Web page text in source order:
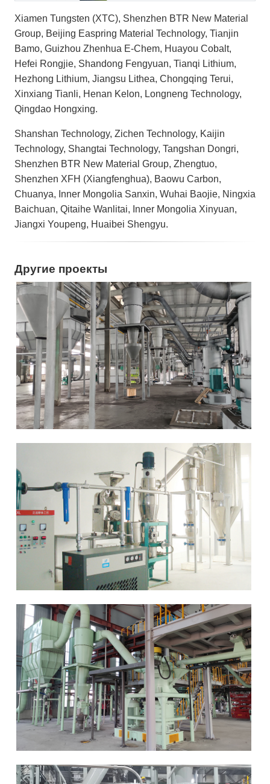
Xiamen Tungsten (XTC), Shenzhen BTR New Material
Group, Beijing Easpring Material Technology, Tianjin
Bamo, Guizhou Zhenhua E-Chem, Huayou Cobalt,
Hefei Rongjie, Shandong Fengyuan, Tianqi Lithium,
Hezhong Lithium, Jiangsu Lithea, Chongqing Terui,
Xinxiang Tianli, Henan Kelon, Longneng Technology,
Qingdao Hongxing.
Shanshan Technology, Zichen Technology, Kaijin
Technology, Shangtai Technology, Tangshan Dongri,
Shenzhen BTR New Material Group, Zhengtuo,
Shenzhen XFH (Xiangfenghua), Baowu Carbon,
Chuanya, Inner Mongolia Sanxin, Wuhai Baojie, Ningxia
Baichuan, Qitaihe Wanlitai, Inner Mongolia Xinyuan,
Jiangxi Youpeng, Huaibei Shengyu.
Другие проекты